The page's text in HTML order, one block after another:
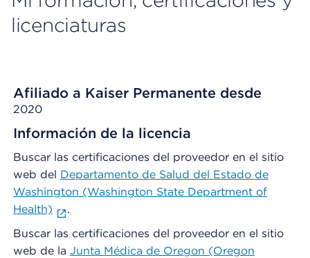
licenciaturas
Afiliado a Kaiser Permanente desde
2020
Información de la licencia
Buscar las certificaciones del proveedor en el sitio
web del Departamento de Salud del Estado de
Washington (Washington State Department of
Health)
.
Buscar las certificaciones del proveedor en el sitio
web de la Junta Médica de Oregon (Oregon